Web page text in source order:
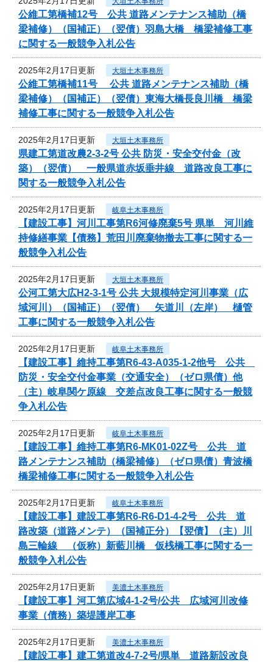
公維工第橋補12号 公共 道路メンテナンス補助（橋
梁補修）（国補正）（翌債）羽島大橋 橋梁補修工事
に関する一般競争入札公告
2025年2月17日更新 大垣土木事務所
公維工第橋補11号 公共 道路メンテナンス補助（橋
梁補修）（国補正）（翌債）東海大橋長良川橋 橋梁
補修工事に関する一般競争入札公告
2025年2月17日更新 大垣土木事務所
県建工第道改農2-3-2号 公共 防災・安全交付金（改
築）（翌債） 一般県道赤坂垂井線 道路改良工事に
関する一般競争入札公告
2025年2月17日更新 岐阜土木事務所
【建設工事】河川工事第R6河修廃棄5号 県単 河川維
持修繕事業【債務】荒田川廃棄物撤去工事に関する一
般競争入札公告
2025年2月17日更新 大垣土木事務所
公河工第大広H2-3-1号 公共 大規模特定河川事業（広
域河川）（国補正）（翌債） 矢道川（左岸） 樋管
工事に関する一般競争入札公告
2025年2月17日更新 岐阜土木事務所
【建設工事】維持工事第R6-43-A035-1-2他号 公共
防災・安全交付金事業（交通安全）（ゼロ県債）他
（主）岐阜関ケ原線 交差点改良工事に関する一般競
争入札公告
2025年2月17日更新 岐阜土木事務所
【建設工事】維持工事第R6-MK01-02Z号 公共 道
路メンテナンス補助（橋梁補修）（ゼロ県債）青波橋
橋梁補修工事に関する一般競争入札公告
2025年2月17日更新 岐阜土木事務所
【建設工事】建設工事第R6-R6-D1-4-2号 公共 道
路改築（道路メンテ）（国補正分）【翌債】（主）川
島三輪線 （仮称）新藍川橋 仮桟橋工事に関する一
般競争入札公告
2025年2月17日更新 美濃土木事務所
【建設工事】河工第広域4-1-2号/公共 広域河川改修
事業（債務）築堤護岸工事
2025年2月17日更新 美濃土木事務所
【建設工事】建工第道改4-7-2号/県単 道路新設改良